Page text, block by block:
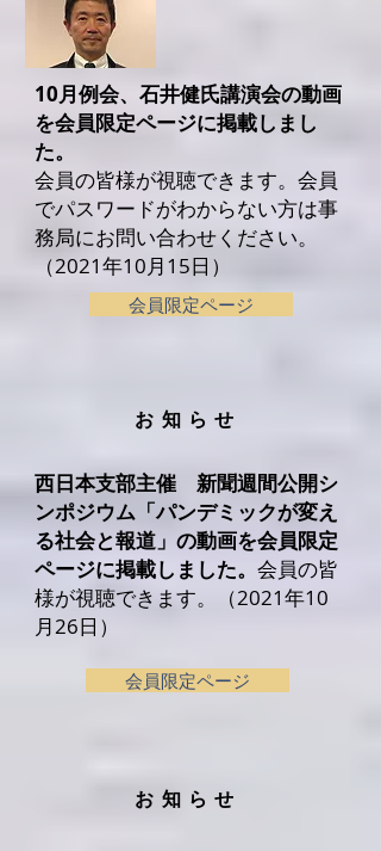
10月例会、石井健氏講演会の動画
を会員限定ページに掲載しまし
た。
会員の皆様が視聴できます。会員
でパスワードがわからない方は事
務局にお問い合わせください。
（2021年10月15日）
会員限定ページ
​お知らせ
西日本支部主催 新聞週間公開シ
ンポジウム「パンデミックが変え
る社会と報道」の動画を会員限定
ページに掲載しました。 会員の皆
様が視聴できます。（2021年10
月26日）
会員限定ページ
​お知らせ